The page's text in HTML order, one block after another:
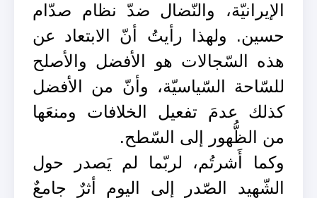
الإيرانيّة، والنّضال ضدّ نظام صدّام
حسين. ولهذا رأيتُ أنّ الابتعاد عن
هذه السّجالات هو الأفضل والأصلح
للسّاحة السّياسيّة، وأنّ من الأفضل
كذلك عدمَ تفعيل الخلافات ومنعَها
من الظُّهور إلى السّطح.
وكما أَشرتُم، لربّما لم يَصدر حول
الشّهيد الصّدر إلى اليوم أثرٌ جامعٌ